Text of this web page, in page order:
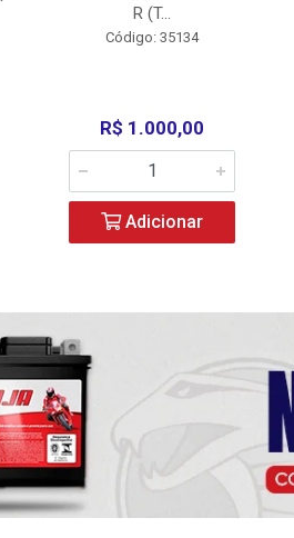
R (T...
Código: 35134
R$ 1.000,00
Adicionar